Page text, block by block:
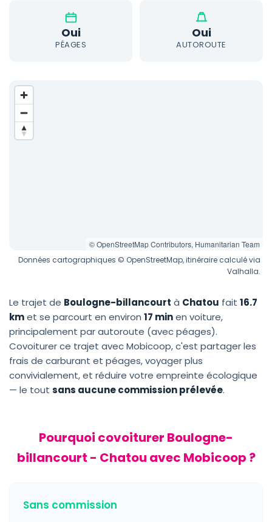
Oui
PÉAGES
Oui
AUTOROUTE
© OpenStreetMap Contributors, Humanitarian Team
Données cartographiques © OpenStreetMap, itinéraire calculé via
Valhalla.
Le trajet de Boulogne-billancourt à Chatou fait 16.7
kmet se parcourt en environ 17 minen voiture,
principalement par autoroute (avec péages).
Covoiturer ce trajet avec Mobicoop, c'est partager les
frais de carburant et péages, voyager plus
convivialement, et réduire votre empreinte écologique
— le tout sans aucune commission prélevée.
Pourquoi covoiturer Boulogne-
billancourt - Chatou avec Mobicoop ?
Sans commission